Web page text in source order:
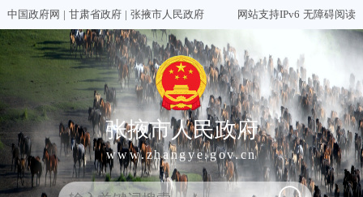
中国政府网 | 甘肃省政府 | 张掖市人民政府 网站支持IPv6 无障碍阅读
张掖市人民政府
www.zhangye.gov.cn